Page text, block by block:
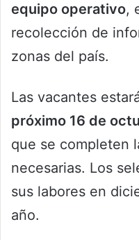
equipo operativo,
recolección de
zonas del país.
Las vacantes
próximo 16 de
que se completen
necesarias. Los
sus labores en
año.